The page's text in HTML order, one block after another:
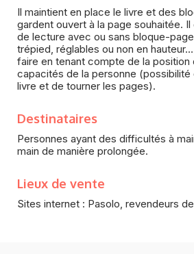
Il maintient en place le livre et des
gardent ouvert à la page souhaitée.
de lecture avec ou sans bloque-
trépied, réglables ou non en
faire en tenant compte de la
capacités de la personne (possibilité
livre et de tourner les pages).
Destinataires
Personnes ayant des difficultés à
main de manière prolongée.
Lieux de vente
Sites internet : Pasolo, revendeurs